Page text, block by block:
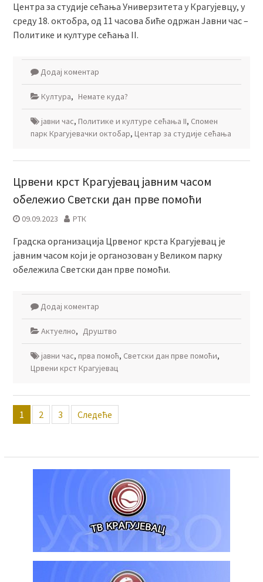
Центра за студије сећања Универзитета у Крагујевцу, у
среду 18. октобра, од 11 часова биће одржан Јавни час –
Политике и културе сећања II.
Додај коментар
Култура, Немате куда?
јавни час, Политике и културе сећања II, Спомен
парк Крагујевачки октобар, Центар за студије сећања
Црвени крст Крагујевац јавним часом
обележио Светски дан прве помоћи
09.09.2023 РТК
Градска организација Црвеног крста Крагујевац је
јавним часом који је органозован у Великом парку
обележила Светски дан прве помоћи.
Додај коментар
Актуелно, Друштво
јавни час, прва помоћ, Светски дан прве помоћи,
Црвени крст Крагујевац
Пагинација
чланака
1 2 3 Следеће